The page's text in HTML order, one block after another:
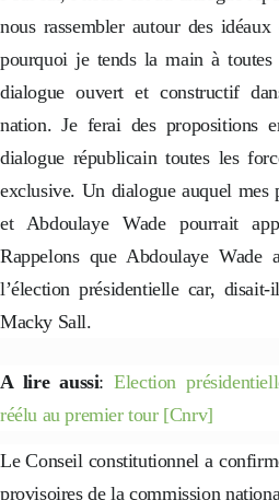
nous rassembler autour des idéaux
pourquoi je tends la main à
dialogue ouvert et constructif
nation. Je ferai des propositions
dialogue républicain toutes les
exclusive. Un dialogue auquel mes
et Abdoulaye Wade pourrait
Rappelons que Abdoulaye Wade
l’élection présidentielle car,
Macky Sall.
A lire aussi:Election
réélu au premier tour [Cnrv]
Le Conseil constitutionnel a
provisoires de la commission